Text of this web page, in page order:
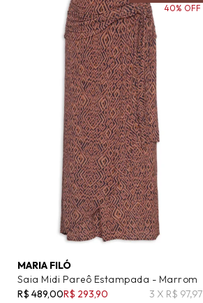
MARIA FILÓ
Saia Midi Pareô Estampada - Marrom
R$ 489,00R$ 293,90 3 X R$ 97,97
40% OFF